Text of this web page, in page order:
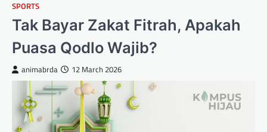
SPORTS
Tak Bayar Zakat Fitrah, Apakah
Puasa Qodlo Wajib?
animabrda 12 March 2026